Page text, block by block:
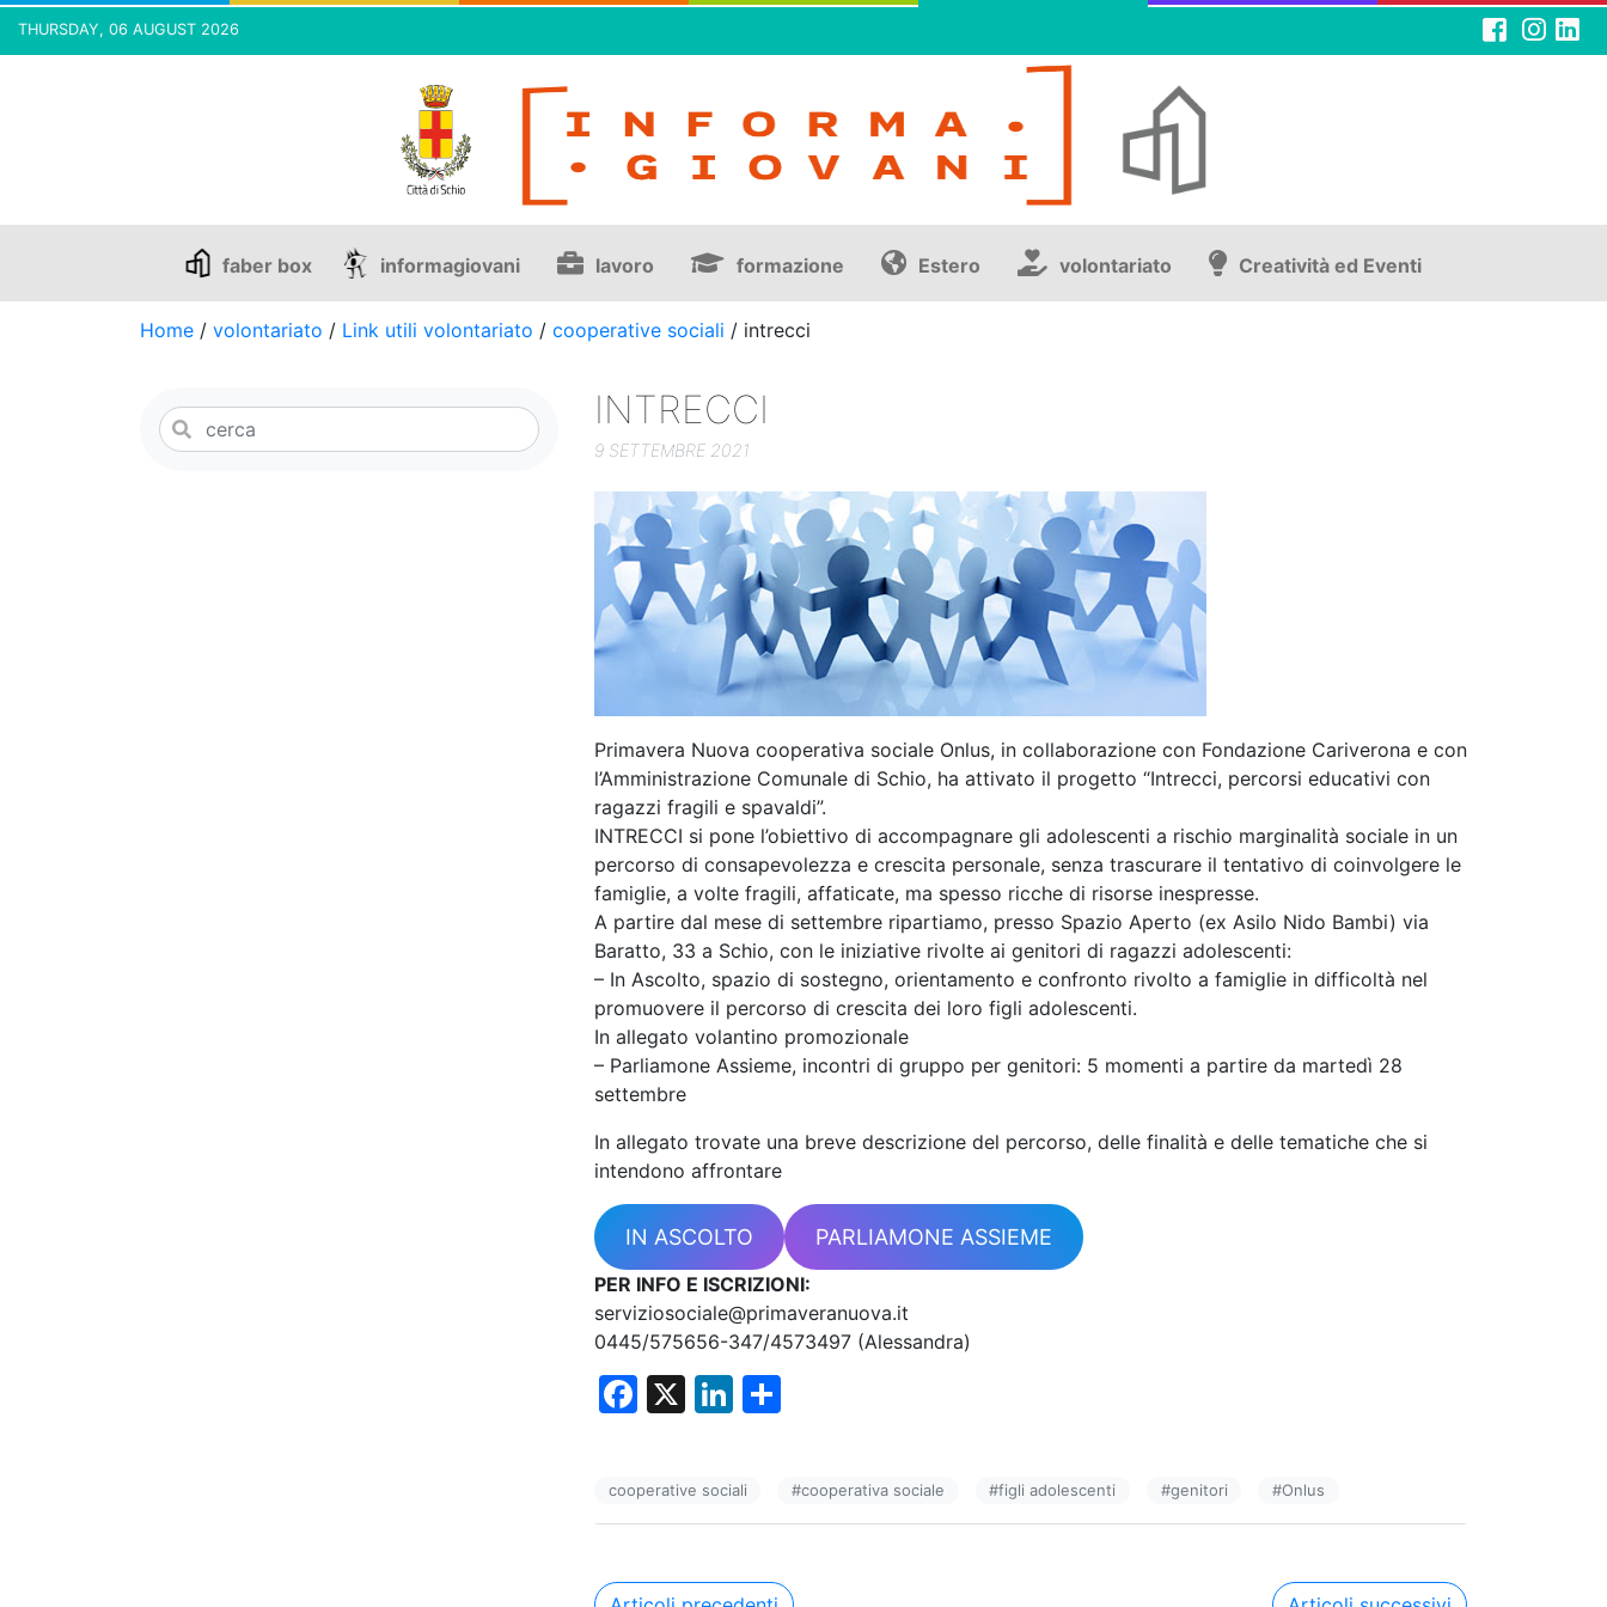
THURSDAY, 06 AUGUST 2026
faber box informagiovani lavoro formazione Estero volontariato Creatività ed Eventi
Home / volontariato / Link utili volontariato / cooperative sociali / intrecci
INTRECCI
9 SETTEMBRE 2021
Primavera Nuova cooperativa sociale Onlus, in collaborazione con Fondazione Cariverona e con
l’Amministrazione Comunale di Schio, ha attivato il progetto “Intrecci, percorsi educativi con
ragazzi fragili e spavaldi”.
INTRECCI si pone l’obiettivo di accompagnare gli adolescenti a rischio marginalità sociale in un
percorso di consapevolezza e crescita personale, senza trascurare il tentativo di coinvolgere le
famiglie, a volte fragili, affaticate, ma spesso ricche di risorse inespresse.
A partire dal mese di settembre ripartiamo, presso Spazio Aperto (ex Asilo Nido Bambi) via
Baratto, 33 a Schio, con le iniziative rivolte ai genitori di ragazzi adolescenti:
– In Ascolto, spazio di sostegno, orientamento e confronto rivolto a famiglie in difficoltà nel
promuovere il percorso di crescita dei loro figli adolescenti.
In allegato volantino promozionale
– Parliamone Assieme, incontri di gruppo per genitori: 5 momenti a partire da martedì 28
settembre
In allegato trovate una breve descrizione del percorso, delle finalità e delle tematiche che si
intendono affrontare
IN ASCOLTO PARLIAMONE ASSIEME
PER INFO E ISCRIZIONI:
serviziosociale@primaveranuova.it
0445/575656-347/4573497 (Alessandra)
F
e
o
X
Li
e
n
di
di
cooperative sociali #cooperativa sociale #figli adolescenti #genitori #Onlus